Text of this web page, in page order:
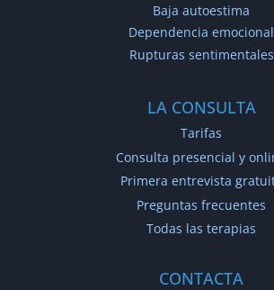
Baja autoestima
Dependencia emocional
Rupturas sentimentales
LA CONSULTA
Tarifas
Consulta presencial y
Primera entrevista
Preguntas frecuentes
Todas las terapias
CONTACTA